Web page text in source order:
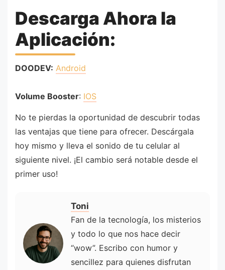
Descarga Ahora la
Aplicación:
DOODEV: Android
Volume Booster: IOS
No te pierdas la oportunidad de descubrir todas
las ventajas que tiene para ofrecer. Descárgala
hoy mismo y lleva el sonido de tu celular al
siguiente nivel. ¡El cambio será notable desde el
primer uso!
Toni
Fan de la tecnología, los misterios
y todo lo que nos hace decir
“wow”. Escribo con humor y
sencillez para quienes disfrutan